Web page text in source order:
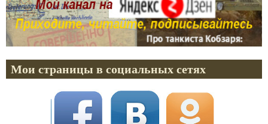
Мои страницы в социальных сетях